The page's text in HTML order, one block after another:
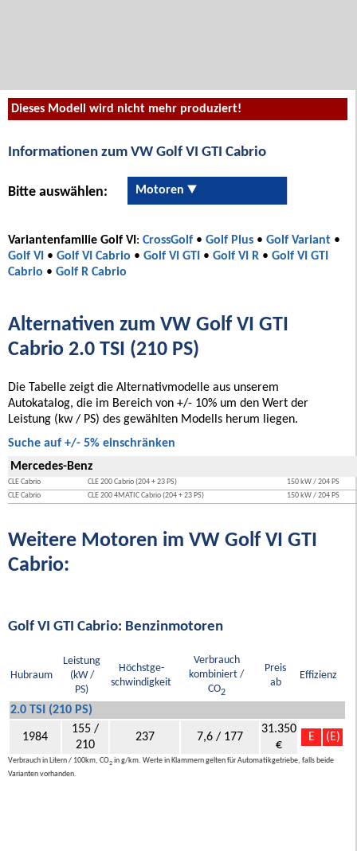
Dieses Modell wird nicht mehr produziert!
Informationen zum VW Golf VI GTI Cabrio
Bitte auswählen: Motoren
Variantenfamilie Golf VI : CrossGolf • Golf Plus • Golf Variant •
Golf VI • Golf VI Cabrio • Golf VI GTI • Golf VI R • Golf VI GTI
Cabrio • Golf R Cabrio
Alternativen zum VW Golf VI GTI
Cabrio 2.0 TSI (210 PS)
Die Tabelle zeigt die Alternativmodelle aus unserem
Autokatalog, die im Bereich von +/- 10% um den Wert der
Leistung (kw / PS) des gewählten Modells herum liegen.
Suche auf +/- 5% einschränken
Mercedes-Benz
CLE Cabrio CLE 200 Cabrio (204 + 23 PS)
150 kW / 204 PS
CLE Cabrio
CLE 200 4MATIC Cabrio (204 + 23 PS) 150 kW / 204 PS
Weitere Motoren im VW Golf VI GTI
Cabrio:
Golf VI GTI Cabrio: Benzinmotoren
Hubraum
Leistung
(kW /
PS)
Höchstge-
schwindigkeit
Verbrauch
kombiniert /
CO2
Preis
ab
Effizienz
2.0 TSI (210 PS)
1984
155 /
210
237 7,6 / 177
31.350
€
E (E)
Verbrauch in Litern / 100km, CO2 in g/km. Werte in Klammern gelten für Automatikgetriebe, falls beide
Varianten vorhanden.